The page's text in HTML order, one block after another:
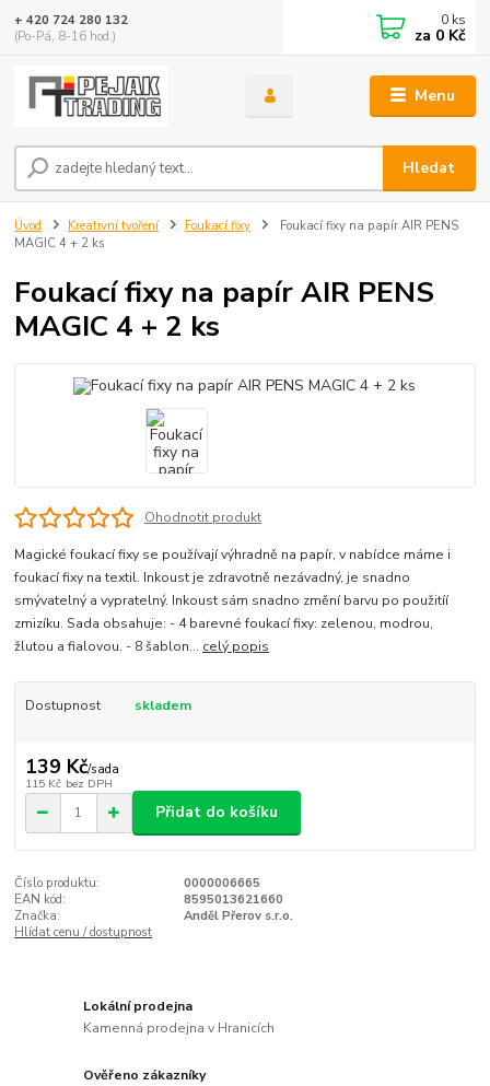
Menu
Hledat
+ 420 724 280 132
(Po-Pá, 8-16 hod.)
0 ks
za 0 Kč
Úvod Kreativní tvoření Foukací fixy
Foukací fixy na papír AIR PENS
MAGIC 4 + 2 ks
Foukací fixy na papír AIR PENS
MAGIC 4 + 2 ks
Ohodnotit produkt
Magické foukací fixy se používají výhradně na papír, v nabídce máme i
foukací fixy na textil. Inkoust je zdravotně nezávadný, je snadno
smývatelný a vypratelný. Inkoust sám snadno změní barvu po použitíí
zmizíku. Sada obsahuje: - 4 barevné foukací fixy: zelenou, modrou,
žlutou a fialovou. - 8 šablon... celý popis
Dostupnost skladem
139 Kč/sada
115 Kč bez DPH
Přidat do košíku
Číslo produktu:
0000006665
EAN kód:
8595013621660
Značka:
Anděl Přerov s.r.o.
Hlídat cenu / dostupnost
Lokální prodejna
Kamenná prodejna v Hranicích
Ověřeno zákazníky